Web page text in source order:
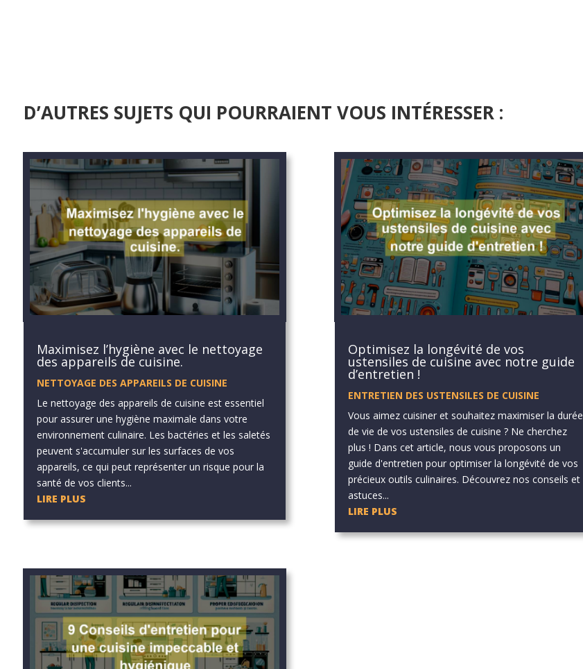
D’AUTRES SUJETS QUI POURRAIENT VOUS INTÉRESSER :
Maximisez l’hygiène avec le nettoyage
des appareils de cuisine.
NETTOYAGE DES APPAREILS DE CUISINE
Le nettoyage des appareils de cuisine est essentiel
pour assurer une hygiène maximale dans votre
environnement culinaire. Les bactéries et les saletés
peuvent s'accumuler sur les surfaces de vos
appareils, ce qui peut représenter un risque pour la
santé de vos clients...
LIRE PLUS
Optimisez la longévité de vos
ustensiles de cuisine avec notre guide
d’entretien !
ENTRETIEN DES USTENSILES DE CUISINE
Vous aimez cuisiner et souhaitez maximiser la durée
de vie de vos ustensiles de cuisine ? Ne cherchez
plus ! Dans cet article, nous vous proposons un
guide d'entretien pour optimiser la longévité de vos
précieux outils culinaires. Découvrez nos conseils et
astuces...
LIRE PLUS